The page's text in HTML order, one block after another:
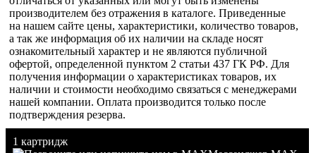
производителем без отражения в каталоге. Приведенные
на нашем сайте цены, характеристики, количество товаров,
а так же информация об их наличии на складе носят
ознакомительный характер и не являются публичной
офертой, определенной пунктом 2 статьи 437 ГК РФ. Для
получения информации о характеристиках товаров, их
наличии и стоимости необходимо связаться с менеджерами
нашей компании. Оплата производится только после
подтверждения резерва.
1 картридж